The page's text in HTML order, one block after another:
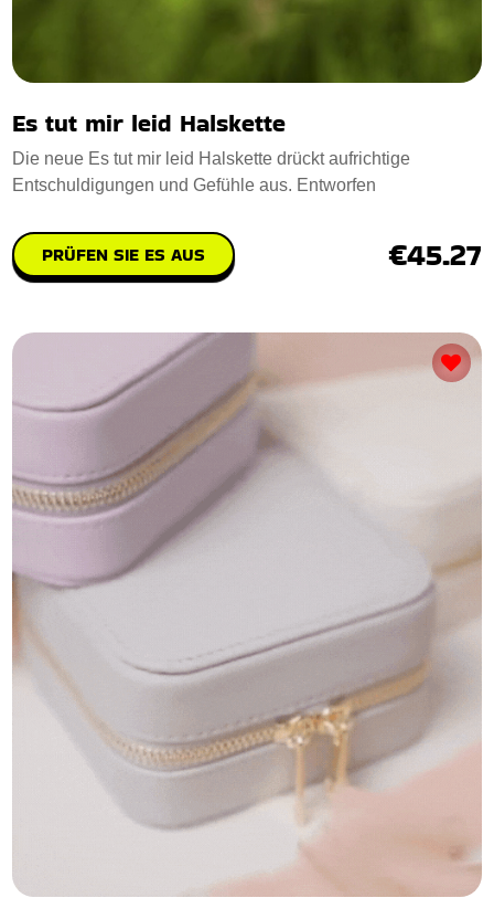
Es tut mir leid Halskette
Die neue Es tut mir leid Halskette drückt aufrichtige
Entschuldigungen und Gefühle aus. Entworfen
PRÜFEN SIE ES AUS €45.27